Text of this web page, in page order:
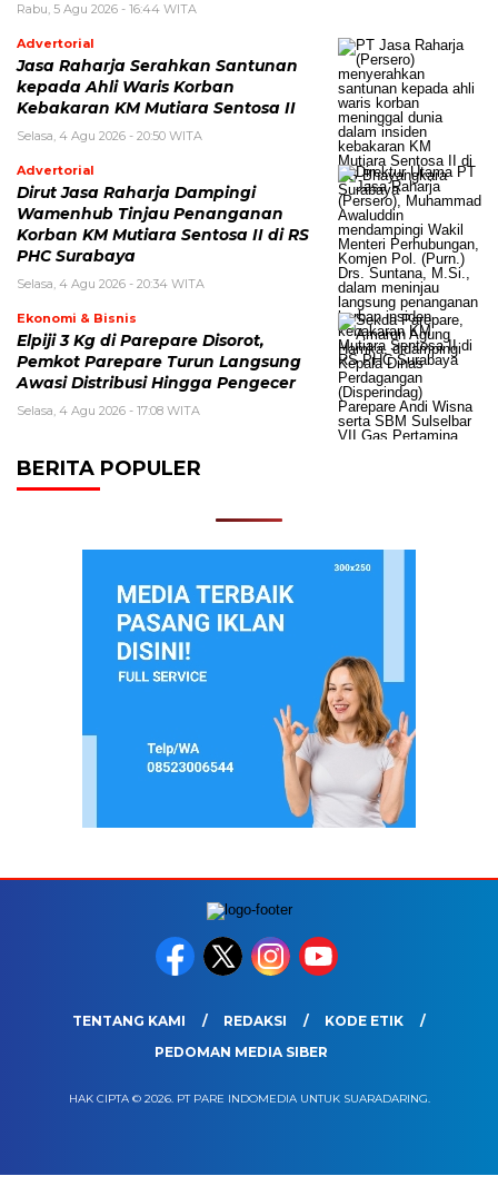
Rabu, 5 Agu 2026 - 16:44 WITA
Advertorial
Jasa Raharja Serahkan Santunan
kepada Ahli Waris Korban
Kebakaran KM Mutiara Sentosa II
Selasa, 4 Agu 2026 - 20:50 WITA
Advertorial
Dirut Jasa Raharja Dampingi
Wamenhub Tinjau Penanganan
Korban KM Mutiara Sentosa II di RS
PHC Surabaya
Selasa, 4 Agu 2026 - 20:34 WITA
Ekonomi & Bisnis
Elpiji 3 Kg di Parepare Disorot,
Pemkot Parepare Turun Langsung
Awasi Distribusi Hingga Pengecer
Selasa, 4 Agu 2026 - 17:08 WITA
BERITA POPULER
TENTANG KAMI REDAKSI
KODE ETIK
PEDOMAN MEDIA SIBER
HAK CIPTA © 2026. PT PARE INDOMEDIA UNTUK SUARADARING.